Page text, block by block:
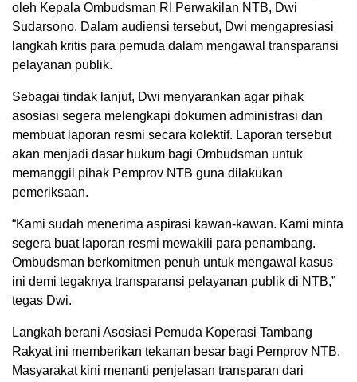
oleh Kepala Ombudsman RI Perwakilan NTB, Dwi
Sudarsono. Dalam audiensi tersebut, Dwi mengapresiasi
langkah kritis para pemuda dalam mengawal transparansi
pelayanan publik.
Sebagai tindak lanjut, Dwi menyarankan agar pihak
asosiasi segera melengkapi dokumen administrasi dan
membuat laporan resmi secara kolektif. Laporan tersebut
akan menjadi dasar hukum bagi Ombudsman untuk
memanggil pihak Pemprov NTB guna dilakukan
pemeriksaan.
“Kami sudah menerima aspirasi kawan-kawan. Kami minta
segera buat laporan resmi mewakili para penambang.
Ombudsman berkomitmen penuh untuk mengawal kasus
ini demi tegaknya transparansi pelayanan publik di NTB,”
tegas Dwi.
Langkah berani Asosiasi Pemuda Koperasi Tambang
Rakyat ini memberikan tekanan besar bagi Pemprov NTB.
Masyarakat kini menanti penjelasan transparan dari